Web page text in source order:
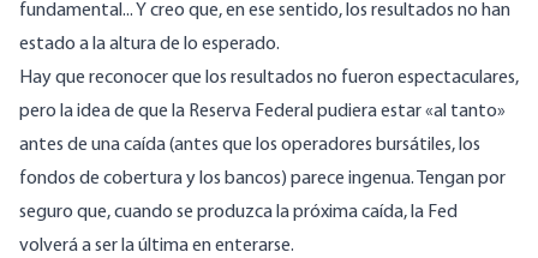
fundamental... Y creo que, en ese sentido, los resultados no han
estado a la altura de lo esperado.
Hay que reconocer que los resultados no fueron espectaculares,
pero la idea de que la Reserva Federal pudiera estar «al tanto»
antes de una caída (antes que los operadores bursátiles, los
fondos de cobertura y los bancos) parece ingenua. Tengan por
seguro que, cuando se produzca la próxima caída, la Fed
volverá a ser la última en enterarse.